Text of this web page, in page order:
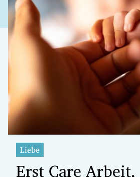
Liebe
Erst Care